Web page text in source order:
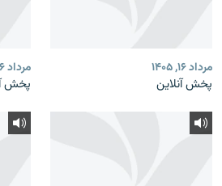
مرداد ۱۶, ۱۴۰۵
پخش آنلاین
مرداد ۱۶, ۱۴۰۵
پخش